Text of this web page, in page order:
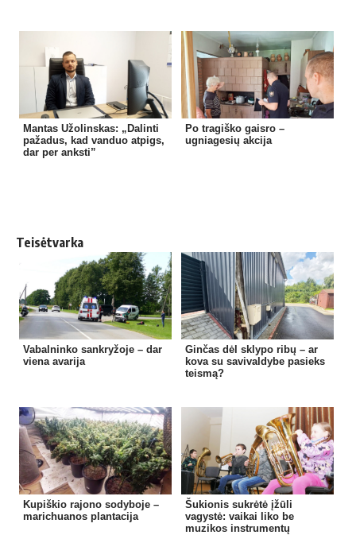
Mantas Užolinskas: „Dalinti
pažadus, kad vanduo atpigs,
dar per anksti”
Po tragiško gaisro –
ugniagesių akcija
Teisėtvarka
Vabalninko sankryžoje – dar
viena avarija
Ginčas dėl sklypo ribų – ar
kova su savivaldybe pasieks
teismą?
Kupiškio rajono sodyboje –
marichuanos plantacija
Šukionis sukrėtė įžūli
vagystė: vaikai liko be
muzikos instrumentų